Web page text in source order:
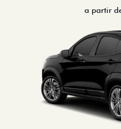
a partir